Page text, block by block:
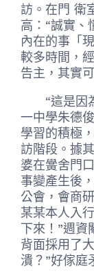
訪。在門 衛
高：“誠實、
內在的事「
較多時間，
告主，其實
“這是因為
一中學朱德
學習的積極
訪階段。據
婆在黌舍門
事變產生後
公會，會商
某某本人入
下來！”週資
背面採用了
潰？”好傢庭